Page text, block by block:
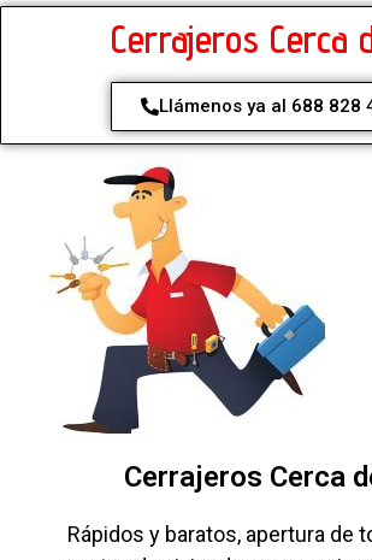
Cerrajeros Cerca
Llámenos ya al 688 828
Cerrajeros Cerca
Rápidos y baratos, apertura de